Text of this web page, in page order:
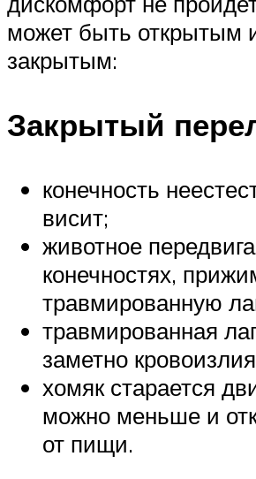
может быть открытым
закрытым:
Закрытый
конечность
висит;
животное
конечностях,
травмированную
травмированная
заметно
хомяк старается
можно меньше и
от пищи.